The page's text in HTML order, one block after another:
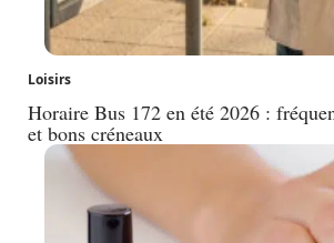
Loisirs
Horaire Bus 172 en été 2026 :
et bons créneaux